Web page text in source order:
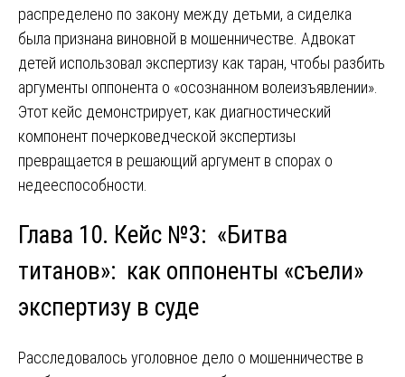
распределено по закону между детьми, а сиделка
была признана виновной в мошенничестве. Адвокат
детей использовал экспертизу как таран, чтобы разбить
аргументы оппонента о «осознанном волеизъявлении».
Этот кейс демонстрирует, как диагностический
компонент почерковедческой экспертизы
превращается в решающий аргумент в спорах о
недееспособности.
Глава 10. Кейс №3: «Битва
титанов»: как оппоненты «съели»
экспертизу в суде
Расследовалось уголовное дело о мошенничестве в